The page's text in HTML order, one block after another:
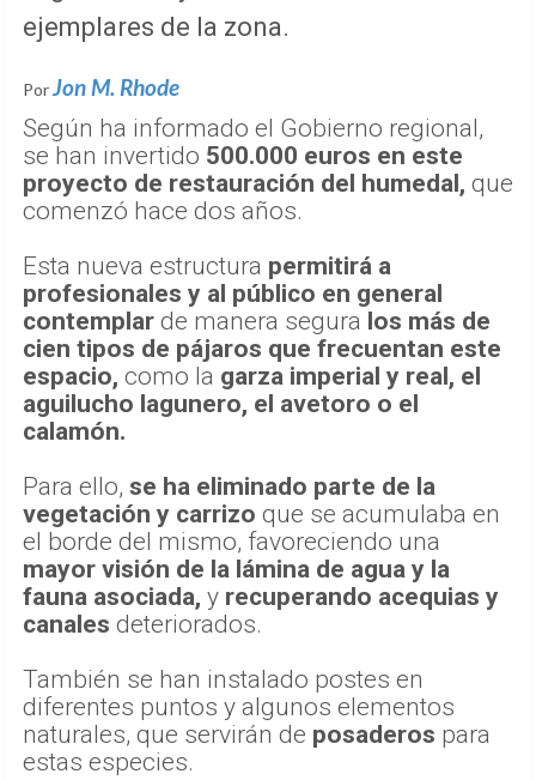
seguimiento y anillamiento de los
Por Jon M. Rhode
Según ha informado el Gobierno regional,
se han invertido500.000 euros en este
proyecto de restauración del humedal,
Esta nueva estructurapermitirá a
profesionales y al público en general
contemplarde manera seguralos más de
cien tipos de pájaros que frecuentan este
espacio,como lagarza imperial y real, el
aguilucho lagunero, el avetoro o el
Para ello,se ha eliminado parte de la
vegetación y carrizoque se acumulaba en
el borde del mismo, favoreciendo una
mayor visión de la lámina de agua y la
fauna asociada,yrecuperando acequias y
También se han instalado postes en
diferentes puntos y algunos elementos
naturales, que servirán de